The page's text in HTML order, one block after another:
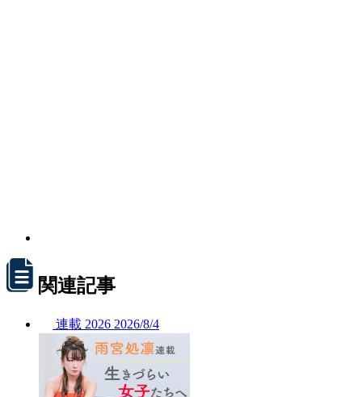
関連記事
連載 2026 2026/8/4